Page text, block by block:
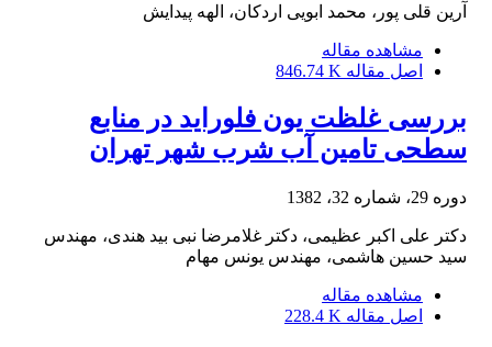
آرین قلی پور، محمد ابویی اردکان، الهه پیدایش
مشاهده مقاله
اصل مقاله 846.74 K
بررسی غلظت یون فلوراید در منابع
سطحی تامین آب شرب شهر تهران
دوره 29، شماره 32، 1382
دکتر علی اکبر عظیمی، دکتر غلامرضا نبی بید هندی، مهندس
سید حسین هاشمی، مهندس یونس مهام
مشاهده مقاله
اصل مقاله 228.4 K